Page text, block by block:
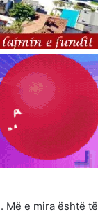
Më e mira është të